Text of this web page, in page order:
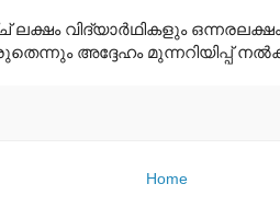
വിദ്യാര്‍ഥികളും
അദ്ദേഹം മുന്നറിയിപ്പ്
Home